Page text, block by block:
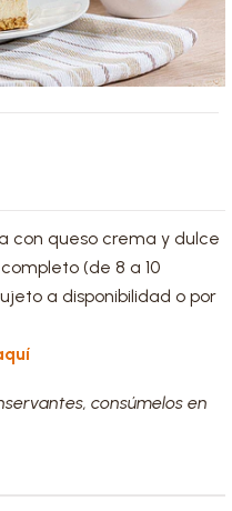
con queso crema y dulce
(de 8 a 10
a disponibilidad o por
consúmelos en